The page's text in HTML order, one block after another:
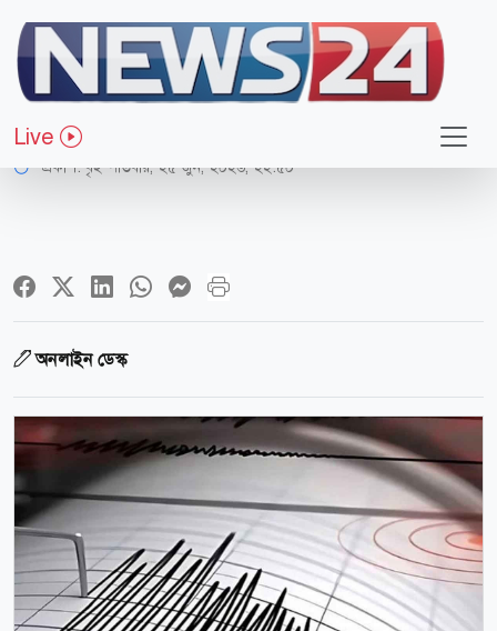
Live
আন্তর্জাতিক
ভূমিকম্প নিয়ে বিশেষজ্ঞদের সতর্কবার্তা
প্রকাশ:বৃহস্পতিবার, ২৫ জুন, ২০২৬, ২২:৫০
অনলাইন ডেস্ক